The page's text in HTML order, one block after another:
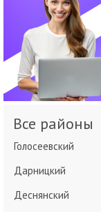
Все районы
Голосеевский
Дарницкий
Деснянский